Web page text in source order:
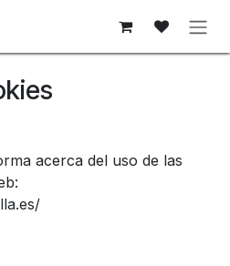
acerca del uso de las